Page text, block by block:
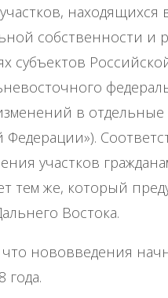
находящихся
собственности и
субъектов
в отдельные
Федерации»).
участков
тем же, который
Востока.
нововведения
года.